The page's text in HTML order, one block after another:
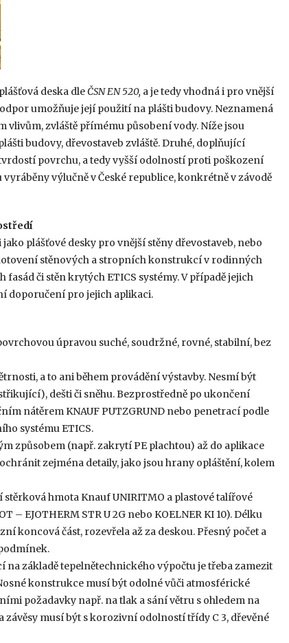
deska dleČSN EN 520, a je tedy vhodná i pro vnější
umožňuje její použití na plášti budovy. Neznamená
vlivům, zvláště přímému působení vody. Níže jsou
budovy, dřevostaveb zvláště. Druhé, doplňující
povrchu, a tedy vyšší odolností proti poškození
vyráběny výlučně v České republice, konkrétně v závodě
plášťové desky pro vnější stěny dřevostaveb, nebo
stěnových a stropních konstrukcí v rodinných
či stěn krytých ETICS systémy. V případě jejich
doporučení pro jejich aplikaci.
úpravou suché, soudržné, rovné, stabilní, bez
a to ani během provádění výstavby. Nesmí být
dešti či sněhu. Bezprostředně po ukončení
nátěrem KNAUF PUTZGRUND nebo penetrací podle
systému ETICS.
způsobem (např. zakrytí PE plachtou) až do aplikace
zejména detaily, jako jsou hrany opláštění, kolem
stěrková hmota Knauf UNIRITMO a plastové talířové
EJOTHERM STR U 2G nebo KOELNER KI 10). Délku
koncová část, rozevřela až za deskou. Přesný počet a
základě tepelnětechnického výpočtu je třeba zamezit
konstrukce musí být odolné vůči atmosférické
požadavky např. na tlak a sání větru s ohledem na
musí být s korozivní odolností třídy C 3, dřevěné